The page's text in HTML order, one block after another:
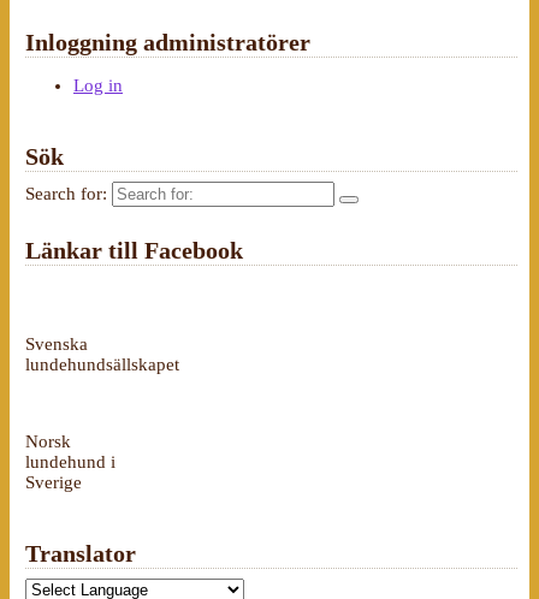
Inloggning administratörer
Log in
Sök
Search for:
Länkar till Facebook
Svenska
lundehundsällskapet
Norsk
lundehund i
Sverige
Translator